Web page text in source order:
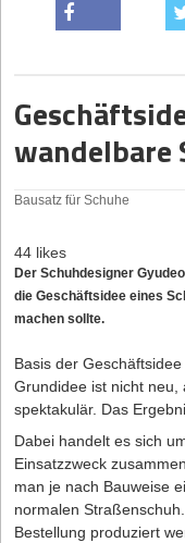
wandelbare
Bausatz für Schuhe
44 likes
Der Schuhdesigner
die Geschäftsidee eines
machen sollte.
Basis der
Grundidee ist nicht neu,
spektakulär. Das
Dabei handelt es sich
Einsatzzweck
man je nach Bauweise
normalen
Bestellung produziert